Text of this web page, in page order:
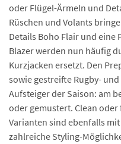
oder Flügel-Ärmeln und
Rüschen und Volants
Details Boho Flair und eine
Blazer werden nun häufig
Kurzjacken ersetzt. Den
sowie gestreifte Rugby-
Aufsteiger der Saison: am
oder gemustert. Clean
Varianten sind ebenfalls
zahlreiche Styling-